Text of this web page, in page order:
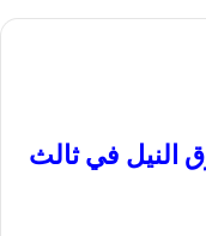
النيل في ثالث